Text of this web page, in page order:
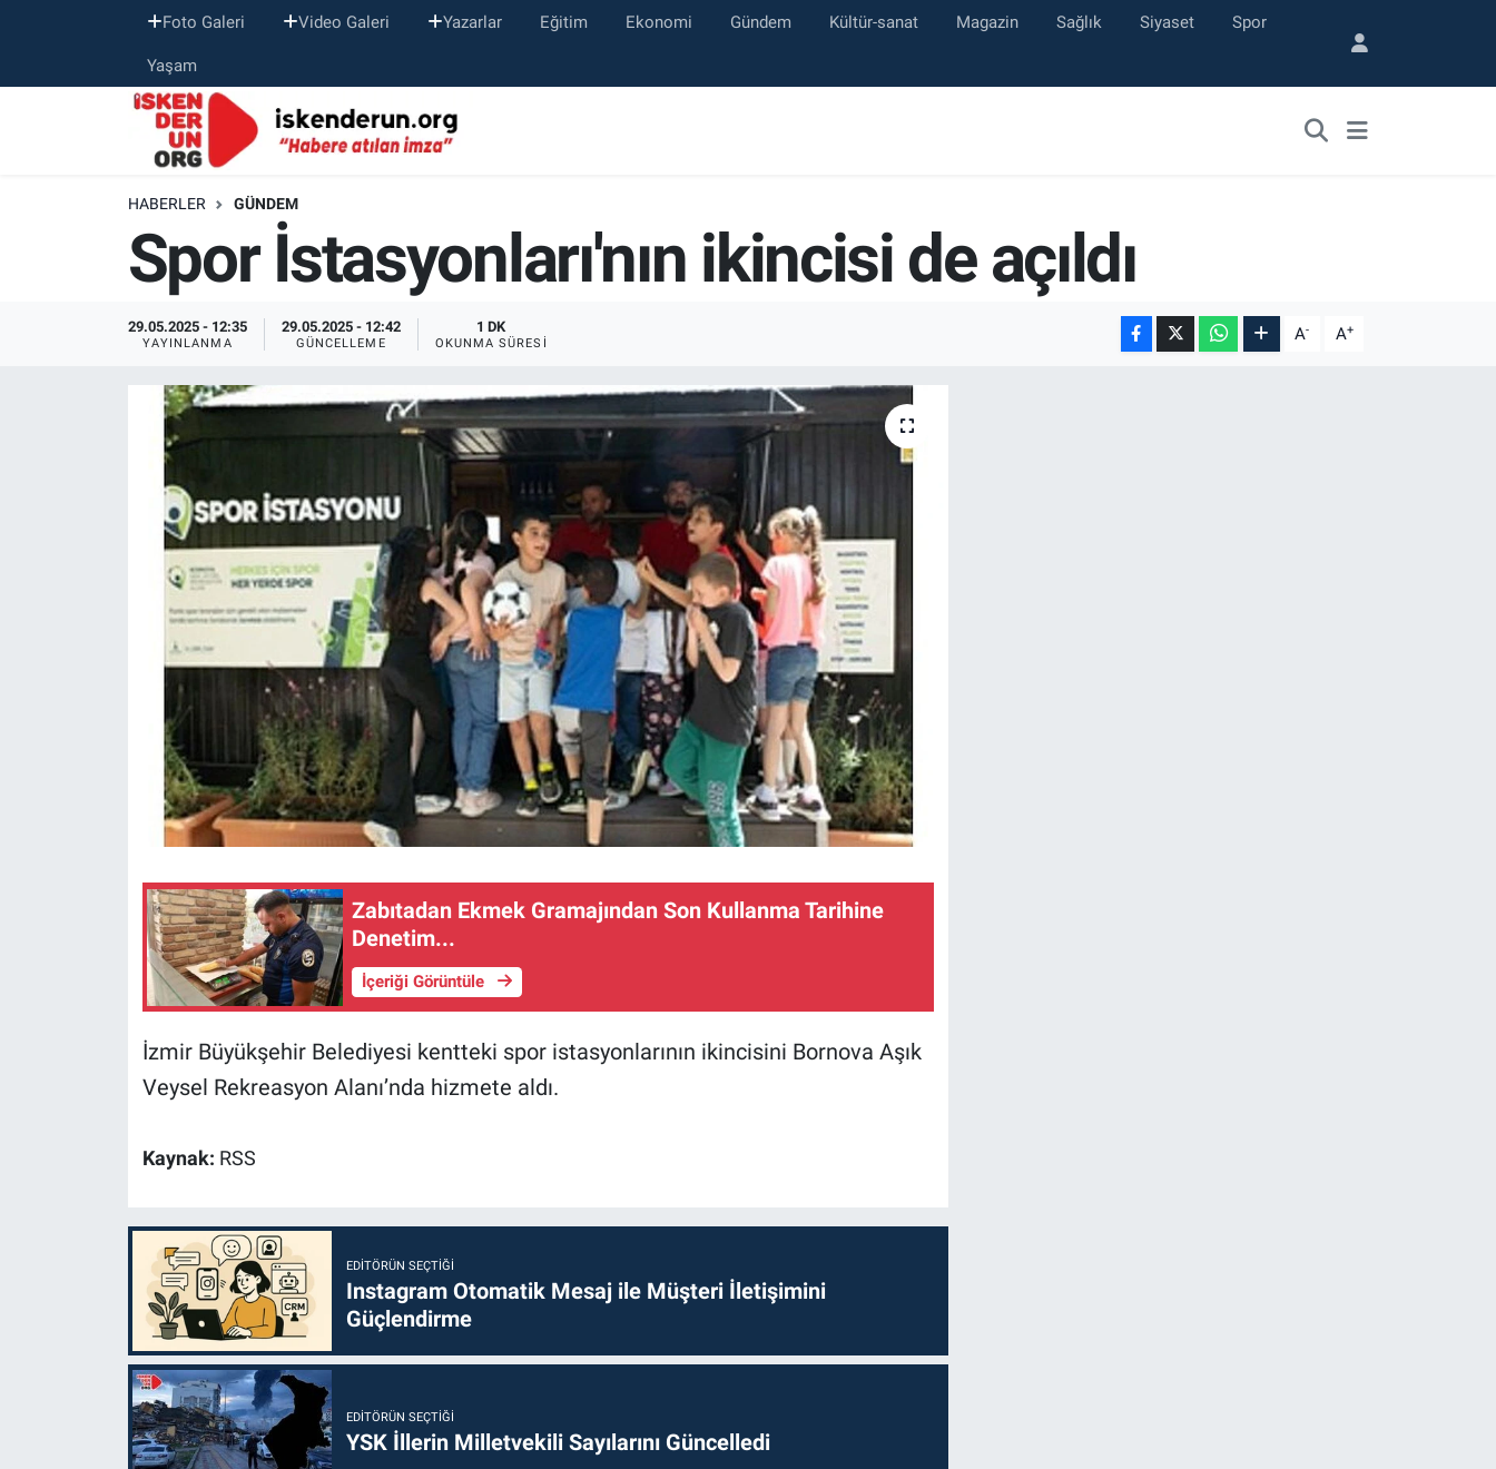
Foto Galeri Video Galeri Yazarlar Eğitim Ekonomi Gündem Kültür-sanat Magazin Sağlık Siyaset Spor
Yaşam
HABERLER GÜNDEM
Spor İstasyonları'nın ikincisi de açıldı
29.05.2025 - 12:35
YAYINLANMA
29.05.2025 - 12:42
GÜNCELLEME
1 DK
OKUNMA SÜRESI A- A+
Zabıtadan Ekmek Gramajından Son Kullanma Tarihine
Denetim...
İçeriği Görüntüle
İzmir Büyükşehir Belediyesi kentteki spor istasyonlarının ikincisini Bornova Aşık
Veysel Rekreasyon Alanı’nda hizmete aldı.
Kaynak: RSS
EDITÖRÜN SEÇTIĞI
Instagram Otomatik Mesaj ile Müşteri İletişimini
Güçlendirme
EDITÖRÜN SEÇTIĞI
YSK İllerin Milletvekili Sayılarını Güncelledi